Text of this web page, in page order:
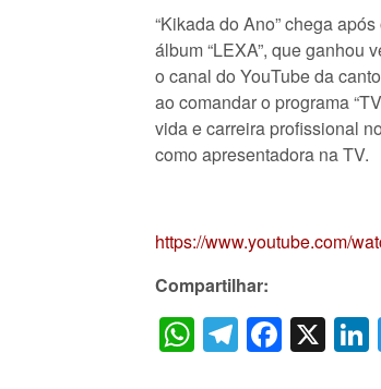
“Kikada do Ano” chega
álbum “LEXA”, que ganhou
o canal do YouTube da
ao comandar o programa
vida e carreira profissional
como apresentadora na TV.
https://www.youtube.com/
Compartilhar:
WhatsApp
X